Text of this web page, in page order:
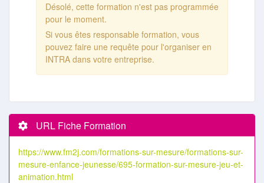
Désolé, cette formation n'est pas programmée
pour le moment.
Si vous êtes responsable formation, vous
pouvez faire une requête pour l'organiser en
INTRA dans votre entreprise.
URL Fiche Formation
https://www.fm2j.com/formations-sur-mesure/formations-sur-
mesure-enfance-jeunesse/695-formation-sur-mesure-jeu-et-
animation.html